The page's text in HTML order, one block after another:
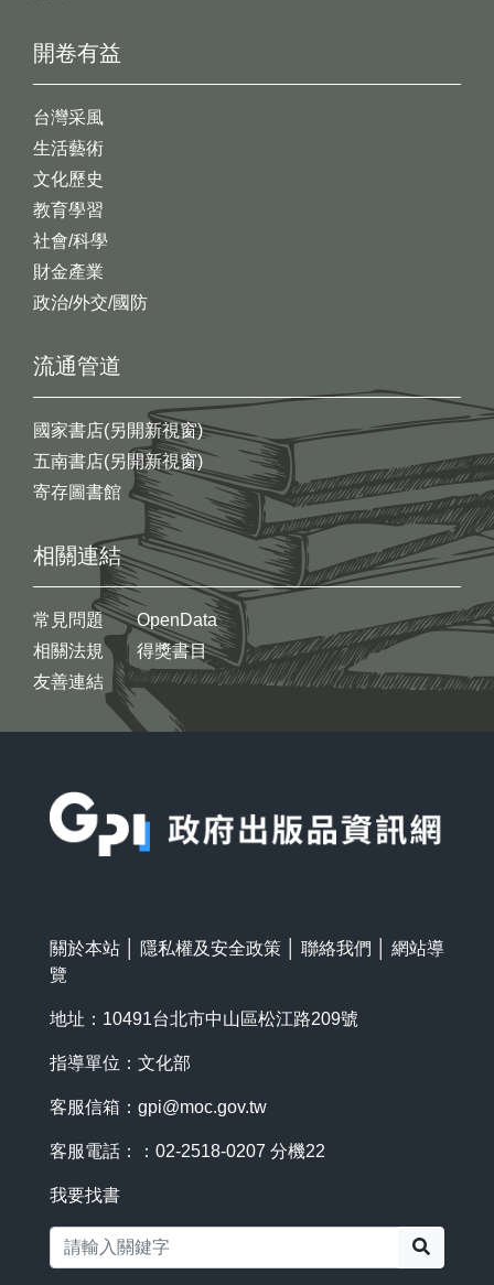
開卷有益
台灣采風
生活藝術
文化歷史
教育學習
社會/科學
財金產業
政治/外交/國防
流通管道
國家書店(另開新視窗)
五南書店(另開新視窗)
寄存圖書館
相關連結
常見問題
相關法規
友善連結
OpenData
得獎書目
關於本站 隱私權及安全政策 聯絡我們
網站導
覽
地址：10491台北市中山區松江路209號
指導單位：文化部
客服信箱： gpi@moc.gov.tw
客服電話：：02-2518-0207 分機22
我要找書